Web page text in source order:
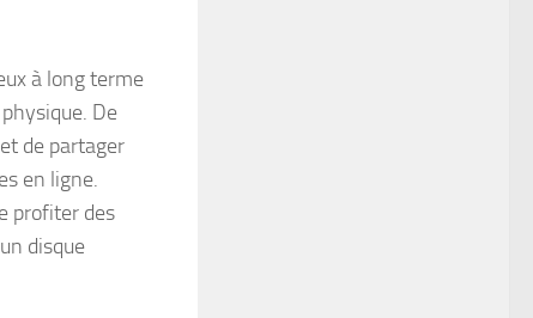
à long terme
De
de partager
en ligne.
profiter des
disque